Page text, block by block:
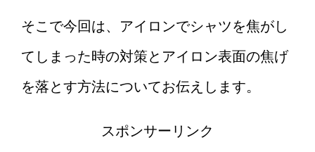
そこで今回は、アイロンでシャツを焦がし
てしまった時の対策とアイロン表面の焦げ
を落とす方法についてお伝えします。
スポンサーリンク